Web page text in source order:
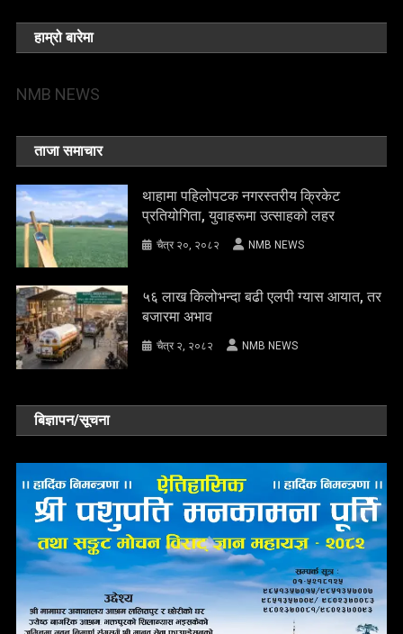
हाम्रो बारेमा
NMB NEWS
ताजा समाचार
थाहामा पहिलोपटक नगरस्तरीय क्रिकेट
प्रतियोगिता, युवाहरूमा उत्साहको लहर
चैत्र २०, २०८२ NMB NEWS
५६ लाख किलोभन्दा बढी एलपी ग्यास आयात, तर
बजारमा अभाव
चैत्र २, २०८२ NMB NEWS
बिज्ञापन/सूचना